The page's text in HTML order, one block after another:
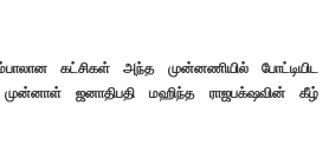
கட்சிகள் அந்த முன்னணியில் போட்டியிட
ஜனாதிபதி மஹிந்த ராஜபக்‌ஷவின் கீழ்